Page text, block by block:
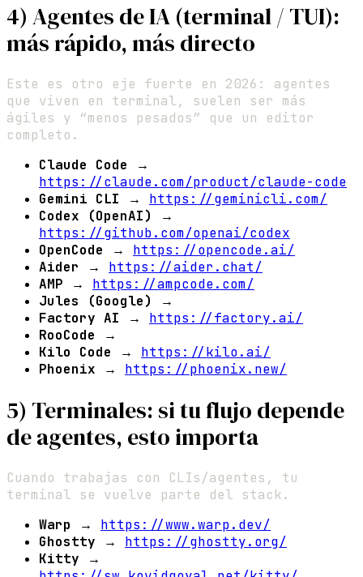
4) Agentes de IA (terminal / TUI):
más rápido, más directo
Este es otro eje fuerte en 2026: agentes
que viven en terminal, suelen ser más
ágiles y “menos pesados” que un editor
completo.
Claude Code →
https://claude.com/product/claude-code
Gemini CLI → https://geminicli.com/
Codex (OpenAI)
→
https://github.com/openai/codex
OpenCode → https://opencode.ai/
Aider → https://aider.chat/
AMP → https://ampcode.com/
Jules (Google)
→
Factory AI → https://factory.ai/
RooCode →
Kilo Code → https://kilo.ai/
Phoenix → https://phoenix.new/
5) Terminales: si tu flujo depende
de agentes, esto importa
Cuando trabajas con CLIs/agentes, tu
terminal se vuelve parte del stack.
Warp → https://www.warp.dev/
Ghostty → https://ghostty.org/
Kitty →